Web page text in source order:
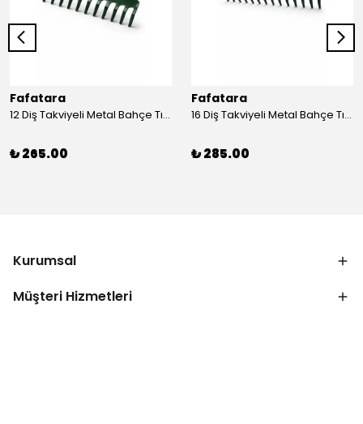
Fafatara
12 Diş Takviyeli Metal Bahçe Tırmığı – Dayanıklı, Geniş Ağızlı Yaprak ve Toprak Tırmığı
₺ 265.00
Fafatara
16 Diş Takviyeli Metal Bahçe Tırmığı – Dayanıklı, Geniş Ağızlı Toprak ve Yaprak Tırmığı
₺ 285.00
Kurumsal
Müşteri Hizmetleri